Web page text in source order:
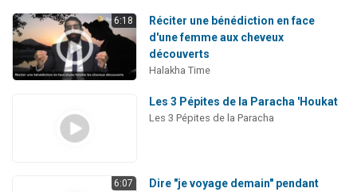
6:18
Réciter une bénédiction en face
d'une femme aux cheveux
découverts
Halakha Time
Les 3 Pépites de la Paracha 'Houkat
Les 3 Pépites de la Paracha
6:07
Dire "je voyage demain" pendant